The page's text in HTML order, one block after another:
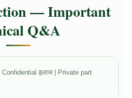
— Important
Q&A
इलाज | Private part